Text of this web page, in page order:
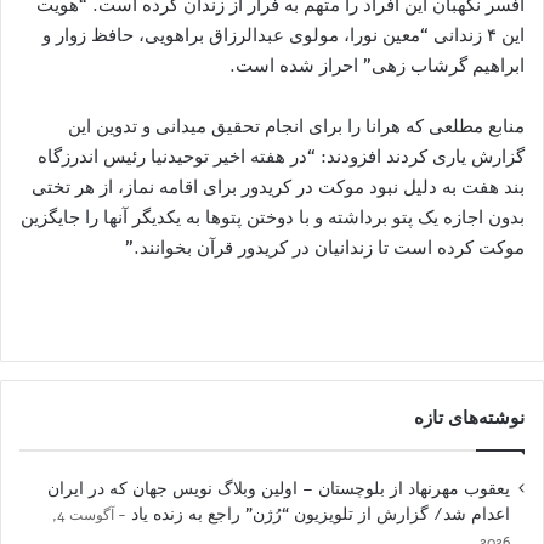
این ۴ زندانی “معین نورا، مولوی عبدالرزاق براهویی، حافظ زوار و
ابراهیم گرشاب زهی” احراز شده است.
منابع مطلعی که هرانا را برای انجام تحقیق میدانی و تدوین این
گزارش یاری کردند افزودند: “در هفته اخیر توحیدنیا رئیس اندرزگاه
بند هفت به دلیل نبود موکت در کریدور برای اقامه نماز، از هر تختی
بدون اجازه یک پتو برداشته و با دوختن پتوها به یکدیگر آنها را جایگزین
موکت کرده است تا زندانیان در کریدور قرآن بخوانند.”
نوشته‌های تازه
یعقوب مهرنهاد از بلوچستان – اولین وبلاگ نویس جهان که در ایران
اعدام شد/ گزارش از تلویزیون “رُژن” راجع به زنده یاد
آگوست 4,